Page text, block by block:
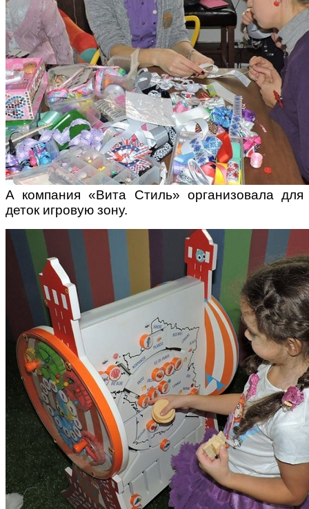
А компания «Вита Стиль» организовала для
деток игровую зону.